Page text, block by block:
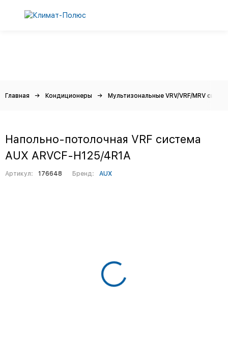
Главная Кондиционеры Мультизональные VRV/VRF/MRV
Напольно-потолочная VRF система
AUX ARVCF-H125/4R1A
Артикул: 176648 Бренд: AUX